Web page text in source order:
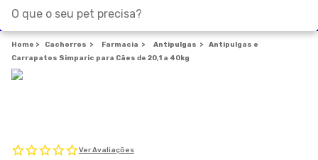
Cachorros Farmacia Antipulgas
Antipulgas e
Carrapatos Simparic para Cães de 20,1 a 40kg
Ver Avaliações
TERMOS MAIS BUSCADOS